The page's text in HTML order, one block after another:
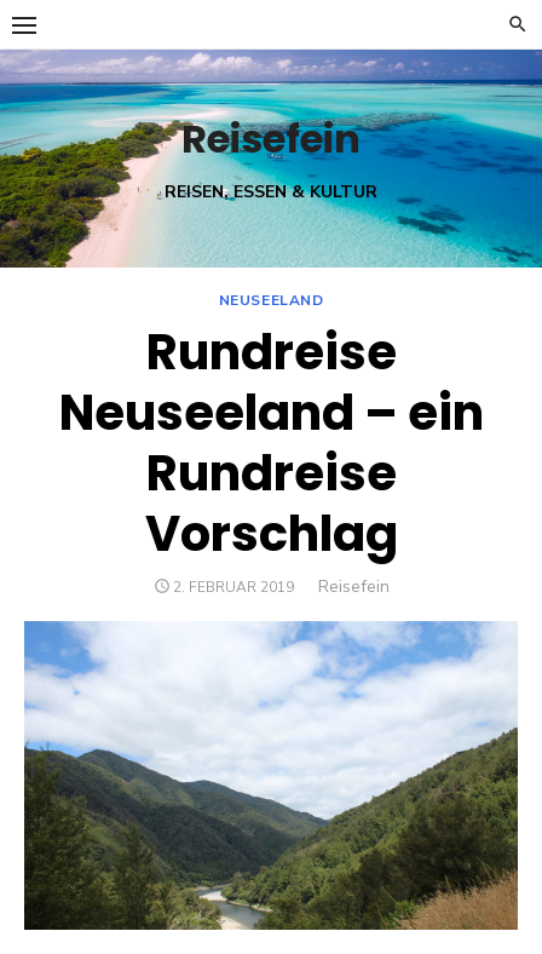
Skip
to
content
Reisefein
REISEN, ESSEN & KULTUR
NEUSEELAND
Rundreise
Neuseeland – ein
Rundreise
Vorschlag
POSTED
2. FEBRUAR 2019 Author
Reisefein